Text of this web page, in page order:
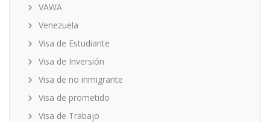
VAWA
Venezuela
Visa de Estudiante
Visa de Inversión
Visa de no inmigrante
Visa de prometido
Visa de Trabajo